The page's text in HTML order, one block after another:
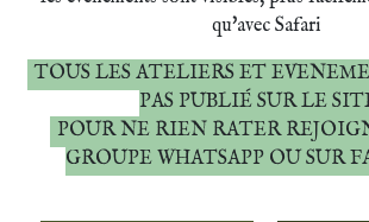
qu'avec Safari
TOUS LES ATELIERS ET
PAS PUBLIÉ SUR LE
POUR NE RIEN RATER
GROUPE WHATSAPP OU SUR